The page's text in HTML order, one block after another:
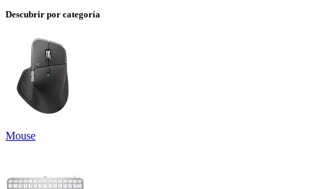
Descubrir por categoría
Mouse